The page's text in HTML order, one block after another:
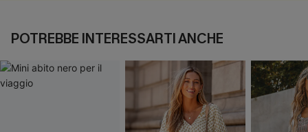
POTREBBE INTERESSARTI ANCHE